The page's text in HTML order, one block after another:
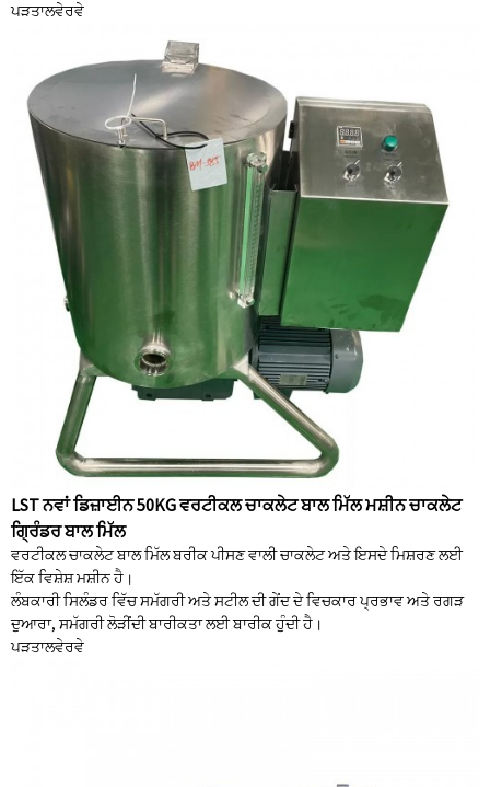
ਪੜਤਾਲਵੇਰਵੇ
LST ਨਵਾਂ ਡਿਜ਼ਾਈਨ 50KG ਵਰਟੀਕਲ ਚਾਕਲੇਟ ਬਾਲ ਮਿੱਲ ਮਸ਼ੀਨ ਚਾਕਲੇਟ
ਗ੍ਰਿੰਡਰ ਬਾਲ ਮਿੱਲ
ਵਰਟੀਕਲ ਚਾਕਲੇਟ ਬਾਲ ਮਿੱਲ ਬਰੀਕ ਪੀਸਣ ਵਾਲੀ ਚਾਕਲੇਟ ਅਤੇ ਇਸਦੇ ਮਿਸ਼ਰਣ ਲਈ
ਇੱਕ ਵਿਸ਼ੇਸ਼ ਮਸ਼ੀਨ ਹੈ।
ਲੰਬਕਾਰੀ ਸਿਲੰਡਰ ਵਿੱਚ ਸਮੱਗਰੀ ਅਤੇ ਸਟੀਲ ਦੀ ਗੇਂਦ ਦੇ ਵਿਚਕਾਰ ਪ੍ਰਭਾਵ ਅਤੇ ਰਗੜ
ਦੁਆਰਾ, ਸਮੱਗਰੀ ਲੋੜੀਂਦੀ ਬਾਰੀਕਤਾ ਲਈ ਬਾਰੀਕ ਹੁੰਦੀ ਹੈ।
ਪੜਤਾਲਵੇਰਵੇ